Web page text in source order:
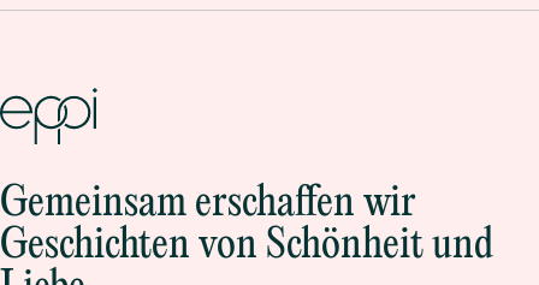
Gemeinsam erschaffen wir
Geschichten von Schönheit und